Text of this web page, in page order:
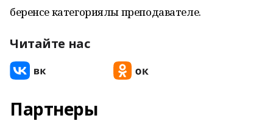
беренсе категориялы преподавателе.
Читайте нас
Партнеры